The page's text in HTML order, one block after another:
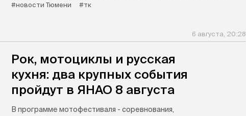
#новости Тюмени
#тк
6 августа, 20:28
Рок, мотоциклы и русская
кухня: два крупных события
пройдут в ЯНАО 8 августа
В программе мотофестиваля - соревнования,